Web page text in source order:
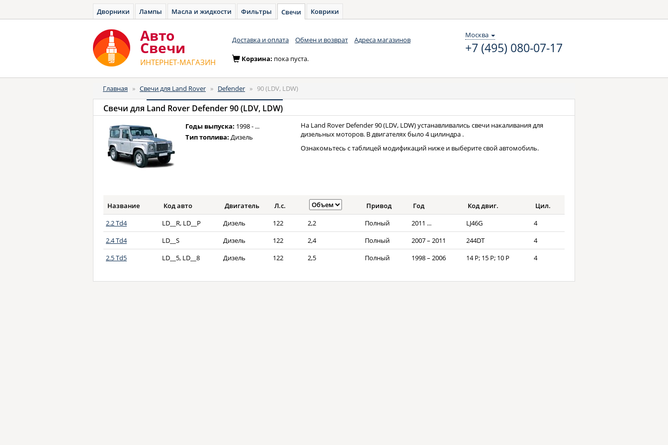
Дворники Лампы Масла и жидкости Фильтры Свечи Коврики
Авто
Cвечи
ИНТЕРНЕТ-МАГАЗИН
Доставка и оплата Обмен и возврат Адреса магазинов
Москва
+7 (495) 080-07-17
Корзина: пока пуста.
Главная » Свечи для Land Rover » Defender » 90 (LDV, LDW)
Свечи для Land Rover Defender 90 (LDV, LDW)
Годы выпуска: 1998 - ...
Тип топлива: Дизель
На Land Rover Defender 90 (LDV, LDW) устанавливались свечи накаливания для
дизельных моторов. В двигателях было 4 цилиндра .
Ознакомьтесь с таблицей модификаций ниже и выберите свой автомобиль.
Название Код авто Двигатель Л.с. Привод Год Код двиг.
Цил.
2.2 Td4
LD__R, LD__P Дизель 122 2,2 Полный 2011 ... LJ46G
4
2.4 Td4
LD__S Дизель 122 2,4 Полный 2007 – 2011 244DT
4
2.5 Td5
LD__5, LD__8 Дизель 122 2,5 Полный 1998 – 2006 14 P; 15 P; 10 P 4